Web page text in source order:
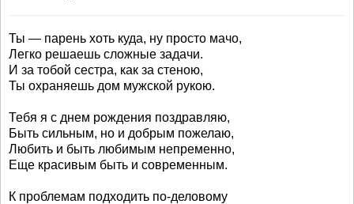
Ты — парень хоть куда, ну просто мачо,
Легко решаешь сложные задачи.
И за тобой сестра, как за стеною,
Ты охраняешь дом мужской рукою.
Тебя я с днем рождения поздравляю,
Быть сильным, но и добрым пожелаю,
Любить и быть любимым непременно,
Еще красивым быть и современным.
К проблемам подходить по-деловому